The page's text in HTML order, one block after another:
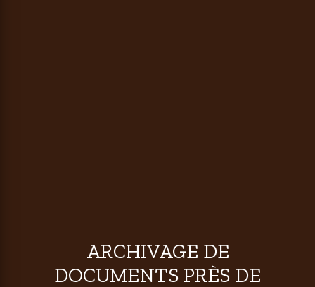
ARCHIVAGE DE
DOCUMENTS PRÈS DE